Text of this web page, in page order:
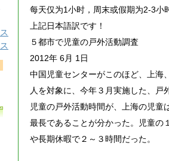
每天仅为1小时，周末或假期为2-3小
上記日本語訳です！
５都市で児童の戸外活動調査
2012年 6月 1日
中国児童センターがこのほど、上海
人を対象に、今年３月実施した、
児童の戸外活動時間が、上海の児童
最長であることが分かった。児童の
や長期休暇で２～３時間だった。